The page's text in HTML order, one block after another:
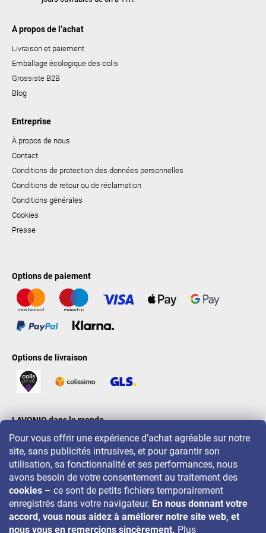
Pour vous offrir une expérience d’achat agréable sur notre
site, sans publicités intrusives, et pour garantir son
utilisation, sa fonctionnalité et ses performances, nous
avons besoin de votre consentement au traitement des
cookies – ce sont de petits fichiers temporairement
enregistrés dans votre navigateur. En nous donnant votre
accord, vous nous aidez à améliorer notre site web, et
nous vous en remercions sincèrement. Plus
À propos de l’achat
Livraison et paiement
Emballage écologique des colis
Grossiste B2B
Blog
Entreprise
À propos de nous
Contact
Conditions de protection des données personnelles
Conditions de retour ou de réclamation
Conditions générales
Cookies
Presse
Options de paiement
Options de livraison
LAVONIO dans le monde
Pour des promotions, concours et réductions, suivez-nous sur: